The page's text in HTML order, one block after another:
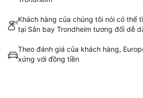
Khách hàng của chúng tôi nói có thể
tại Sân bay Trondheim tương đối dễ
Theo đánh giá của khách hàng,
xứng với đồng tiền